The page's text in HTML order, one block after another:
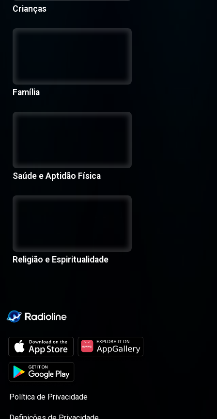
Crianças
Família
Saúde e Aptidão Física
Religião e Espiritualidade
Política de Privacidade